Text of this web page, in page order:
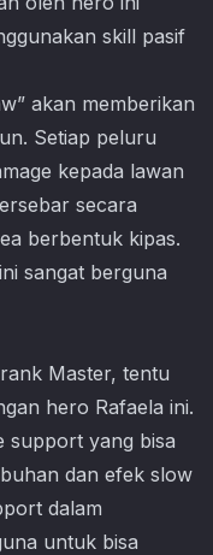
skill pasif
akan memberikan
Setiap peluru
kepada lawan
secara
berbentuk kipas.
sangat berguna
Master, tentu
hero Rafaela ini.
support yang bisa
dan efek slow
dalam
untuk bisa